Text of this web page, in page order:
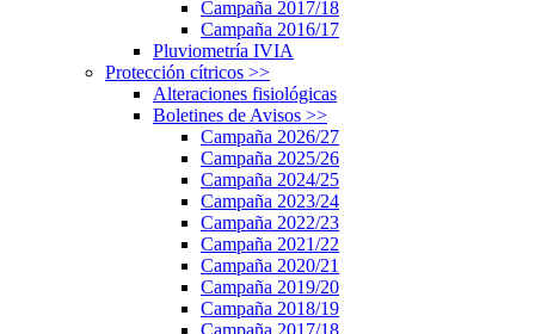
Campaña 2017/18
Campaña 2016/17
Pluviometría IVIA
Protección cítricos >>
Alteraciones fisiológicas
Boletines de Avisos >>
Campaña 2026/27
Campaña 2025/26
Campaña 2024/25
Campaña 2023/24
Campaña 2022/23
Campaña 2021/22
Campaña 2020/21
Campaña 2019/20
Campaña 2018/19
Campaña 2017/18